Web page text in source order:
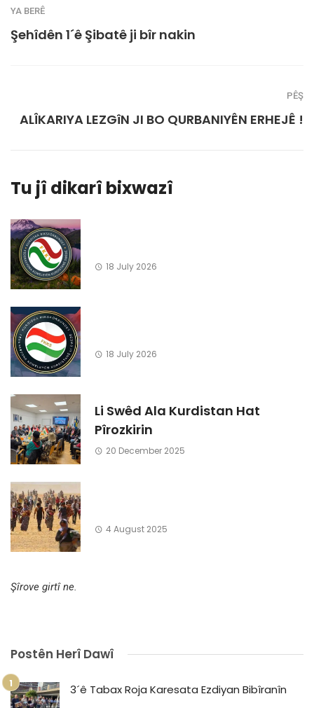
YA BERÊ
Şehîdên 1´ê Şibatê ji bîr nakin
PÊŞ
ALÎKARIYA LEZGîN JI BO QURBANIYÊN ERHEJÊ !
Tu jî dikarî bixwazî
18 July 2026
18 July 2026
Li Swêd Ala Kurdistan Hat
Pîrozkirin
20 December 2025
4 August 2025
Şîrove girtî ne.
Postên Herî Dawî
3´ê Tabax Roja Karesata Ezdiyan Bibîranîn